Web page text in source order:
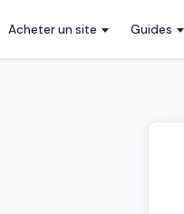
Acheter un site Guides